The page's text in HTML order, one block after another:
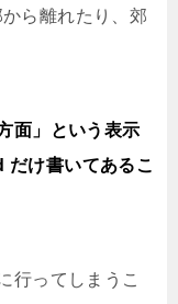
ら離れたり、郊
面」という表示
け書いてあるこ
行ってしまうこ